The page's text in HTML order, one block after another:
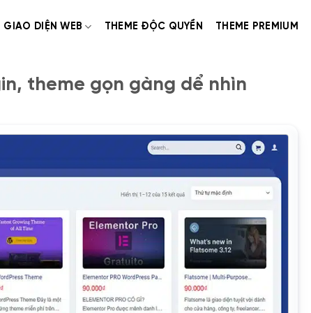
GIAO DIỆN WEB THEME ĐỘC QUYỀN THEME PREMIUM
theme gọn gàng dể nhìn